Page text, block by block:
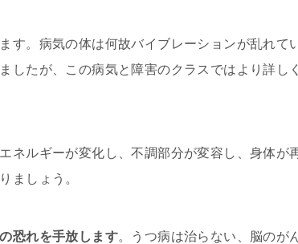
す。病気の体は何故バイブレーションが乱れて
したが、この病気と障害のクラスではより詳し
ネルギーが変化し、不調部分が変容し、身体が
ましょう。
恐れを手放します。うつ病は治らない、脳のが